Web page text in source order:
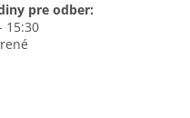
pre odber:
15:30